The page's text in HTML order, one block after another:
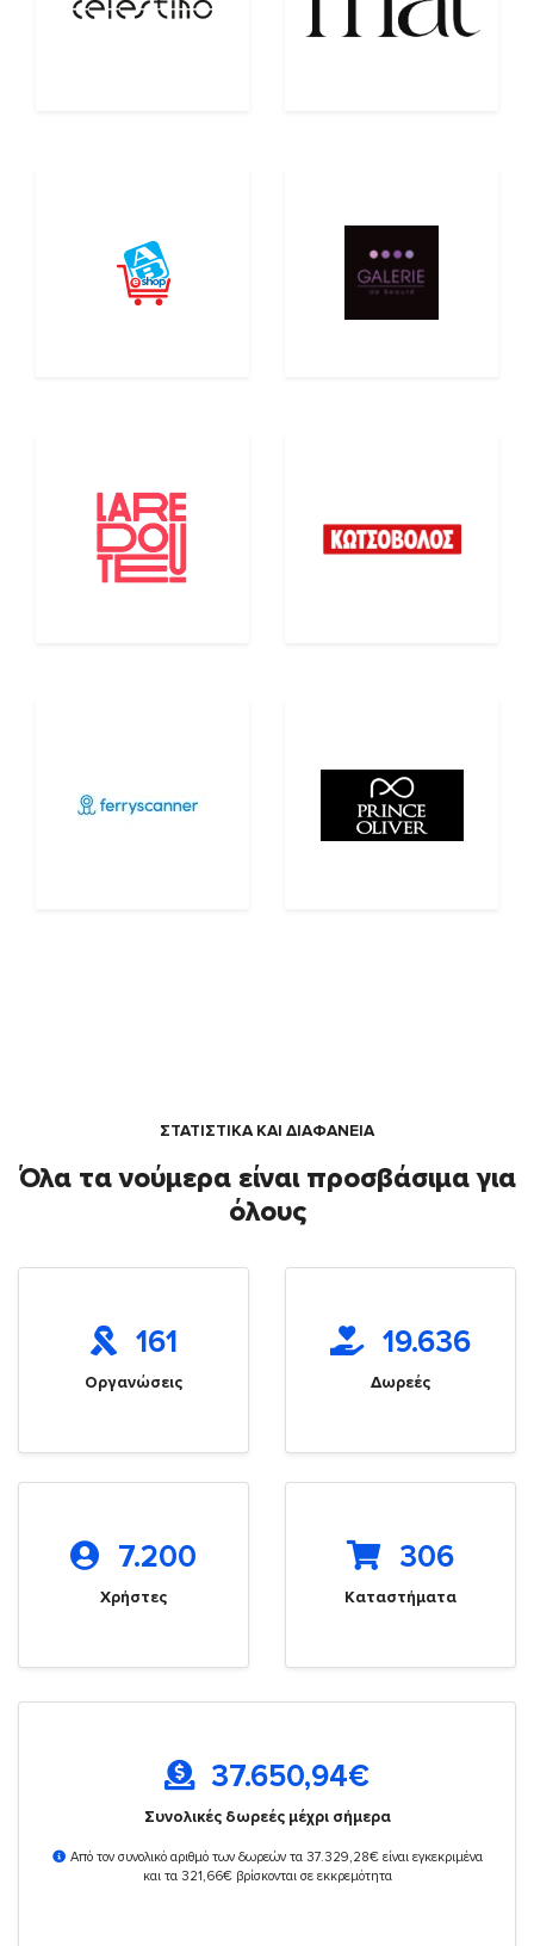
ΣΤΑΤΙΣΤΙΚΑ ΚΑΙ ΔΙΑΦΑΝΕΙΑ
Όλα τα νούμερα είναι προσβάσιμα για
όλους
161
Οργανώσεις
19.636
Δωρεές
7.200
Χρήστες
306
Καταστήματα
37.650,94€
Συνολικές δωρεές μέχρι σήμερα
Από τον συνολικό αριθμό των δωρεών τα 37.329,28€ είναι εγκεκριμένα
και τα 321,66€ βρίσκονται σε εκκρεμότητα